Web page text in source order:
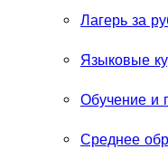
Лагерь за
Языковые
Обучение и
Среднее